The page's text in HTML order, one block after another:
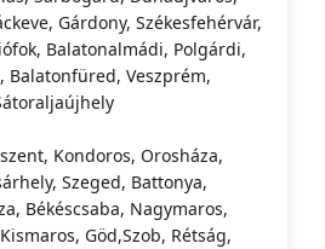
Gárdony, Székesfehérvár,
Balatonalmádi, Polgárdi,
Balatonfüred, Veszprém,
Kondoros, Orosháza,
Szeged, Battonya,
Békéscsaba, Nagymaros,
Göd,Szob, Rétság,